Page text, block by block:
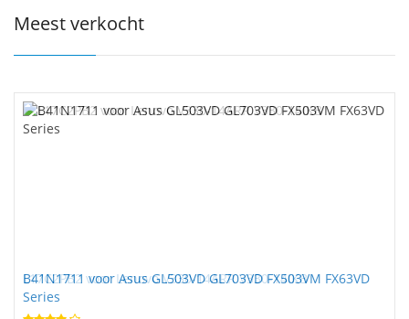
Meest verkocht
B41N1711 voor Asus GL503VD GL703VD FX503VM FX63VD
Series